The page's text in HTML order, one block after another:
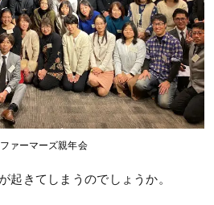
ァーマーズ親年会
起きてしまうのでしょうか。